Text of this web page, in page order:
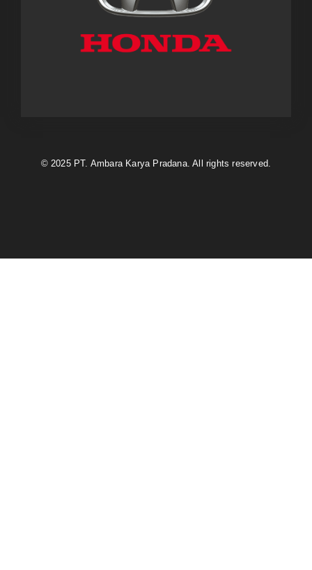
© 2025 PT. Ambara Karya Pradana. All rights reserved.